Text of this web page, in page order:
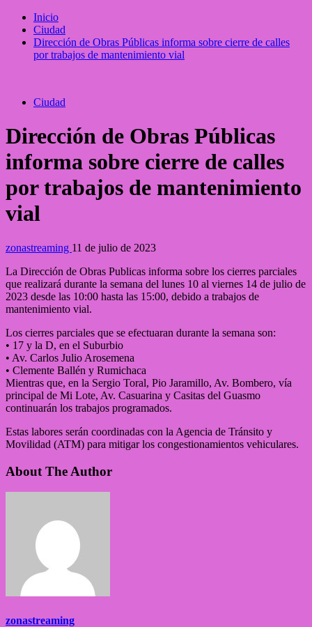
Inicio
Ciudad
Dirección de Obras Públicas informa sobre cierre de calles
por trabajos de mantenimiento vial
Ciudad
Dirección de Obras Públicas
informa sobre cierre de calles
por trabajos de mantenimiento
vial
zonastreaming 11 de julio de 2023
La Dirección de Obras Publicas informa sobre los cierres parciales
que realizará durante la semana del lunes 10 al viernes 14 de julio de
2023 desde las 10:00 hasta las 15:00, debido a trabajos de
mantenimiento vial.
Los cierres parciales que se efectuaran durante la semana son:
• 17 y la D, en el Suburbio
• Av. Carlos Julio Arosemena
• Clemente Ballén y Rumichaca
Mientras que, en la Sergio Toral, Pio Jaramillo, Av. Bombero, vía
principal de Mi Lote, Av. Casuarina y Casitas del Guasmo
continuarán los trabajos programados.
Estas labores serán coordinadas con la Agencia de Tránsito y
Movilidad (ATM) para mitigar los congestionamientos vehiculares.
About The Author
zonastreaming